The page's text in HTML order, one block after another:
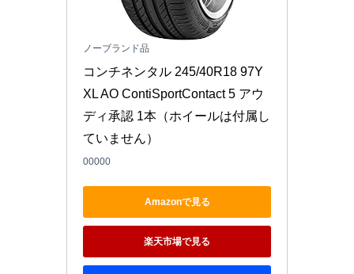
ノーブランド品
コンチネンタル 245/40R18 97Y
XL AO ContiSportContact 5 アウ
ディ承認 1本（ホイールは付属し
ていません）
00000
Amazonで見る
楽天市場で見る